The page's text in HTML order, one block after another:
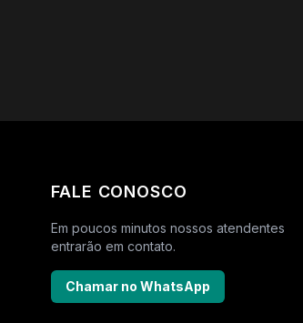
FALE CONOSCO
Em poucos minutos nossos atendentes
entrarão em contato.
Chamar no WhatsApp